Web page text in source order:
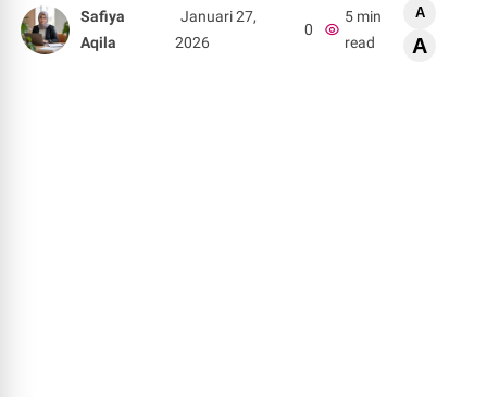
Safiya
Aqila
Januari 27,
2026
0
5 min
read
A
A